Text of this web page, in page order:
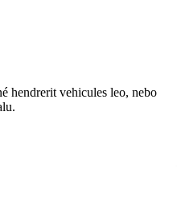
hendrerit vehicules leo, nebo